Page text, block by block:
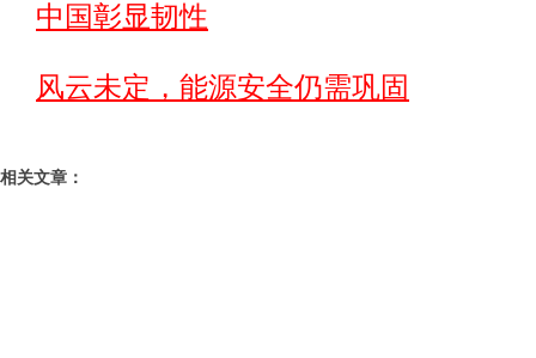
中国彰显韧性
风云未定，能源安全仍需巩固
相关文章：